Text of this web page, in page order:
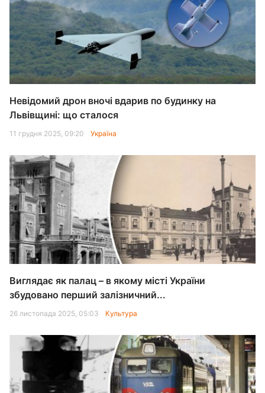
Невідомий дрон вночі вдарив по будинку на
Львівщині: що сталося
11 грудня 2025, 09:20 Україна
Виглядає як палац – в якому місті України
збудовано перший залізничний...
26 листопада 2025, 05:03 Культура